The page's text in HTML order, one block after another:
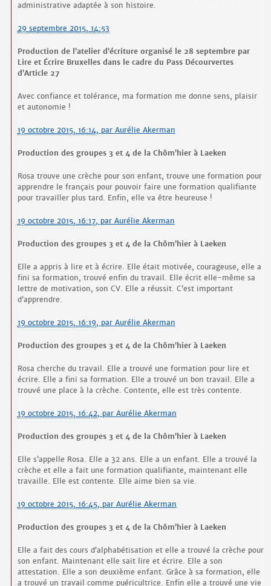
administrative adaptée à son histoire.
29 septembre 2015, 14:53
Production de l’atelier d’écriture organisé le 28 septembre par
Lire et Écrire Bruxelles dans le cadre du Pass Décourvertes
d’Article 27
Avec confiance et tolérance, ma formation me donne sens, plaisir
et autonomie !
19 octobre 2015, 16:14, par Aurélie Akerman
Production des groupes 3 et 4 de la Chôm’hier à Laeken
Rosa trouve une crèche pour son enfant, trouve une formation pour
apprendre le français pour pouvoir faire une formation qualifiante
pour travailler plus tard. Enfin, elle va être heureuse !
19 octobre 2015, 16:17, par Aurélie Akerman
Production des groupes 3 et 4 de la Chôm’hier à Laeken
Elle a appris à lire et à écrire. Elle était motivée, courageuse, elle a
fini sa formation, trouvé enfin du travail. Elle écrit elle-même sa
lettre de motivation, son CV. Elle a réussit. C’est important
d’apprendre.
19 octobre 2015, 16:19, par Aurélie Akerman
Production des groupes 3 et 4 de la Chôm’hier à Laeken
Rosa cherche du travail. Elle a trouvé une formation pour lire et
écrire. Elle a fini sa formation. Elle a trouvé un bon travail. Elle a
trouvé une place à la crèche. Contente, elle est très contente.
19 octobre 2015, 16:42, par Aurélie Akerman
Production des groupes 3 et 4 de la Chôm’hier à Laeken
Elle s’appelle Rosa. Elle a 32 ans. Elle a un enfant. Elle a trouvé la
crèche et elle a fait une formation qualifiante, maintenant elle
travaille. Elle est contente. Elle aime bien sa vie.
19 octobre 2015, 16:45, par Aurélie Akerman
Production des groupes 3 et 4 de la Chôm’hier à Laeken
Elle a fait des cours d’alphabétisation et elle a trouvé la crèche pour
son enfant. Maintenant elle sait lire et écrire. Elle a son
attestation. Elle a son deuxième enfant. Grâce à sa formation, elle
a trouvé un travail comme puéricultrice. Enfin elle a trouvé une vie